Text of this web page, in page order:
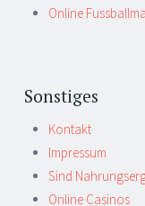
Online
Sonstiges
Kontakt
Impressum
Sind
Online Casinos